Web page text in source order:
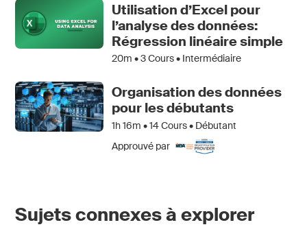
Utilisation d’Excel pour
l’analyse des données:
Régression linéaire simple
20m •3Cours • Intermédiaire
Organisation des données
pour les débutants
1h 16m •14Cours • Débutant
Approuvé par
Sujets connexes à explorer